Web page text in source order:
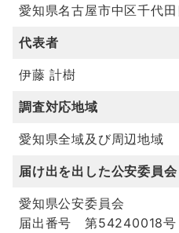
愛知県名古屋市中区千代
代表者
伊藤 計樹
調査対応地域
愛知県全域及び周辺地域
届け出を出した公安委員会
愛知県公安委員会
届出番号 第54240018号